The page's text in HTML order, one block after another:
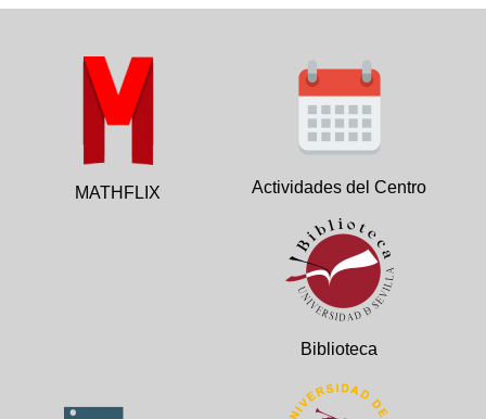
MATHFLIX Actividades del Centro
Biblioteca